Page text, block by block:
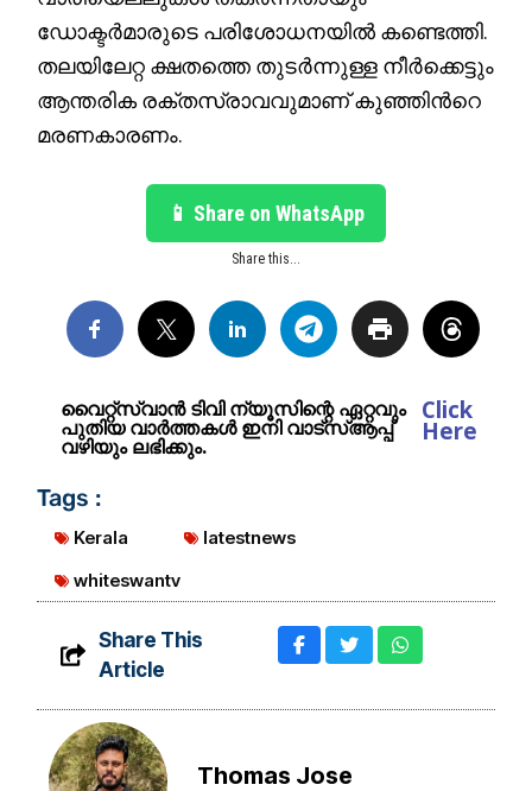
ഡോക്ടർമാരുടെ പരിശോധനയിൽ കണ്ടെത്തി.
തലയിലേറ്റ ക്ഷതത്തെ തുടർന്നുള്ള നീർക്കെട്ടും
ആന്തരിക രക്തസ്രാവവുമാണ് കുഞ്ഞിൻറെ
മരണകാരണം.
📱 Share on WhatsApp
Share this...
വൈറ്റ്സ്വാൻ ടിവി ന്യൂസിന്റെ ഏറ്റവും
പുതിയ വാർത്തകൾ ഇനി വാട്സ്ആപ്പ്
വഴിയും ലഭിക്കും.
Click
Here
Tags :
Kerala
latestnews
whiteswantv
Share This
Article
Thomas Jose